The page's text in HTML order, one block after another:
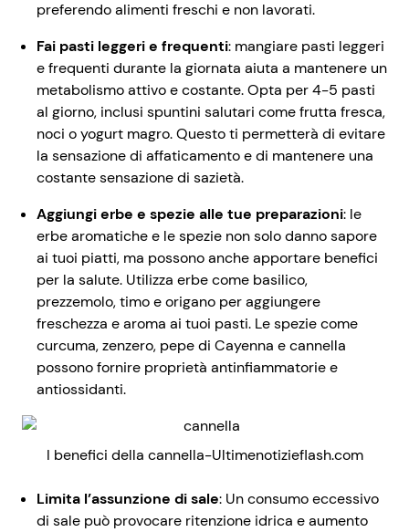
preferendo alimenti freschi e non lavorati.
Fai pasti leggeri e frequenti: mangiare pasti leggeri
e frequenti durante la giornata aiuta a mantenere un
metabolismo attivo e costante. Opta per 4-5 pasti
al giorno, inclusi spuntini salutari come frutta fresca,
noci o yogurt magro. Questo ti permetterà di evitare
la sensazione di affaticamento e di mantenere una
costante sensazione di sazietà.
Aggiungi erbe e spezie alle tue preparazioni: le
erbe aromatiche e le spezie non solo danno sapore
ai tuoi piatti, ma possono anche apportare benefici
per la salute. Utilizza erbe come basilico,
prezzemolo, timo e origano per aggiungere
freschezza e aroma ai tuoi pasti. Le spezie come
curcuma, zenzero, pepe di Cayenna e cannella
possono fornire proprietà antinfiammatorie e
antiossidanti.
I benefici della cannella-Ultimenotizieflash.com
Limita l’assunzione di sale: Un consumo eccessivo
di sale può provocare ritenzione idrica e aumento